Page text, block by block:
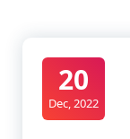
20
Dec, 2022